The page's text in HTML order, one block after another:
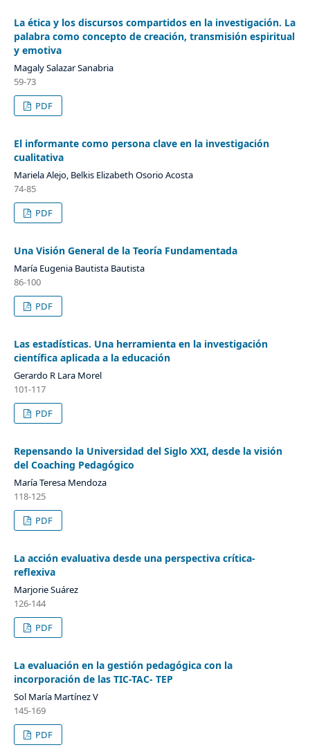
La ética y los discursos compartidos en la investigación. La
palabra como concepto de creación, transmisión espiritual
y emotiva
Magaly Salazar Sanabria
59-73
PDF
El informante como persona clave en la investigación
cualitativa
Mariela Alejo, Belkis Elizabeth Osorio Acosta
74-85
PDF
Una Visión General de la Teoría Fundamentada
María Eugenia Bautista Bautista
86-100
PDF
Las estadísticas. Una herramienta en la investigación
científica aplicada a la educación
Gerardo R Lara Morel
101-117
PDF
Repensando la Universidad del Siglo XXI, desde la visión
del Coaching Pedagógico
María Teresa Mendoza
118-125
PDF
La acción evaluativa desde una perspectiva crítica-
reflexiva
Marjorie Suárez
126-144
PDF
La evaluación en la gestión pedagógica con la
incorporación de las TIC-TAC- TEP
Sol María Martínez V
145-169
PDF